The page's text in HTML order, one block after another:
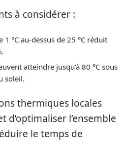
à considérer :
°C au-dessus de 25 °C réduit
atteindre jusqu’à 80 °C sous
soleil.
thermiques locales
d’optimaliser l’ensemble
le temps de